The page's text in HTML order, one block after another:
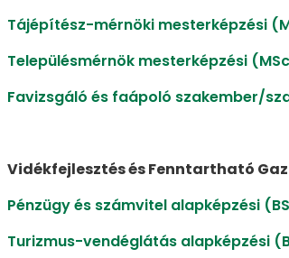
Tájépítész-mérnöki mesterképzési
Településmérnök mesterképzési
Favizsgáló és faápoló szakember/
Vidékfejlesztés és Fenntartható
Pénzügy és számvitel alapképzési
Turizmus-vendéglátás alapképzési